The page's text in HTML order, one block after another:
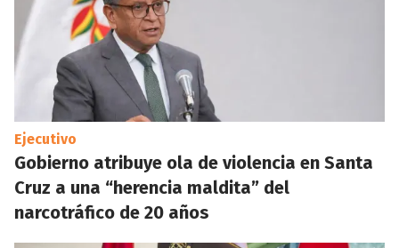
Ejecutivo
Gobierno atribuye ola de violencia en Santa
Cruz a una “herencia maldita” del
narcotráfico de 20 años